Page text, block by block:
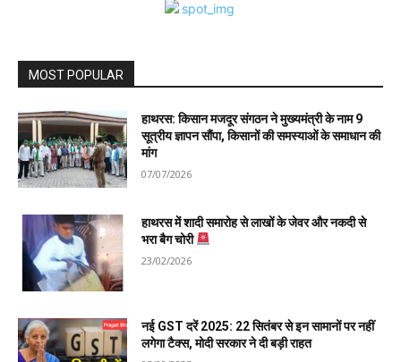
MOST POPULAR
हाथरस: किसान मजदूर संगठन ने मुख्यमंत्री के नाम 9
सूत्रीय ज्ञापन सौंपा, किसानों की समस्याओं के समाधान की
मांग
07/07/2026
हाथरस में शादी समारोह से लाखों के जेवर और नकदी से
भरा बैग चोरी
23/02/2026
नई GST दरें 2025: 22 सितंबर से इन सामानों पर नहीं
लगेगा टैक्स, मोदी सरकार ने दी बड़ी राहत